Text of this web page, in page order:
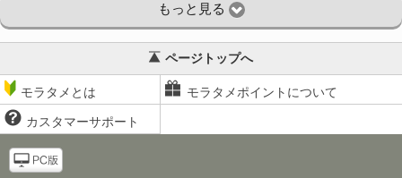
もっと見る
ページトップへ
モラタメとは モラタメポイントについて
カスタマーサポート